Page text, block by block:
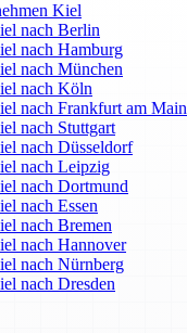
Kiel
nach Berlin
nach Hamburg
nach München
nach Köln
nach Frankfurt am Main
nach Stuttgart
nach Düsseldorf
nach Leipzig
nach Dortmund
nach Essen
nach Bremen
nach Hannover
nach Nürnberg
nach Dresden